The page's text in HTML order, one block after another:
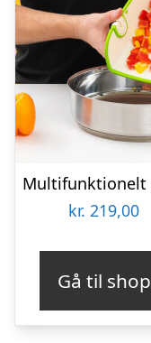
kr. 219,00
Gå til shop